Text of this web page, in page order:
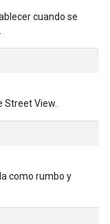
cuando se
Street View.
como rumbo y